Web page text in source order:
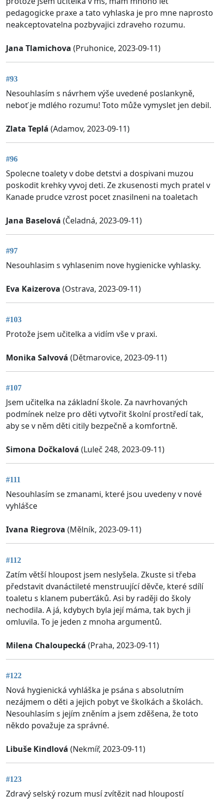
pedagogicke praxe a tato vyhlaska je pro mne naprosto
neakceptovatelna pozbyvajici zdraveho rozumu.
Jana Tlamichova (Pruhonice, 2023-09-11)
#93
Nesouhlasím s návrhem výše uvedené poslankyně,
neboť je mdlého rozumu! Toto může vymyslet jen debil.
Zlata Teplá (Adamov, 2023-09-11)
#96
Spolecne toalety v dobe detstvi a dospivani muzou
poskodit krehky vyvoj deti. Ze zkusenosti mych pratel v
Kanade prudce vzrost pocet znasilneni na toaletach
Jana Baselová (Čeladná, 2023-09-11)
#97
Nesouhlasim s vyhlasenim nove hygienicke vyhlasky.
Eva Kaizerova (Ostrava, 2023-09-11)
#103
Protože jsem učitelka a vidím vše v praxi.
Monika Salvová (Dětmarovice, 2023-09-11)
#107
Jsem učitelka na základní škole. Za navrhovaných
podmínek nelze pro děti vytvořit školní prostředí tak,
aby se v něm děti citily bezpečně a komfortně.
Simona Dočkalová (Luleč 248, 2023-09-11)
#111
Nesouhlasím se zmanami, které jsou uvedeny v nové
vyhlášce
Ivana Riegrova (Mělník, 2023-09-11)
#112
Zatím větší hloupost jsem neslyšela. Zkuste si třeba
představit dvanáctileté menstruující děvče, které sdílí
toaletu s klanem puberťáků. Asi by raději do školy
nechodila. A já, kdybych byla její máma, tak bych ji
omluvila. To je jeden z mnoha argumentů.
Milena Chaloupecká (Praha, 2023-09-11)
#122
Nová hygienická vyhláška je psána s absolutním
nezájmem o děti a jejich pobyt ve školkách a školách.
Nesouhlasím s jejím zněním a jsem zděšena, že toto
někdo považuje za správné.
Libuše Kindlová (Nekmíř, 2023-09-11)
#123
Zdravý selský rozum musí zvítězit nad hloupostí